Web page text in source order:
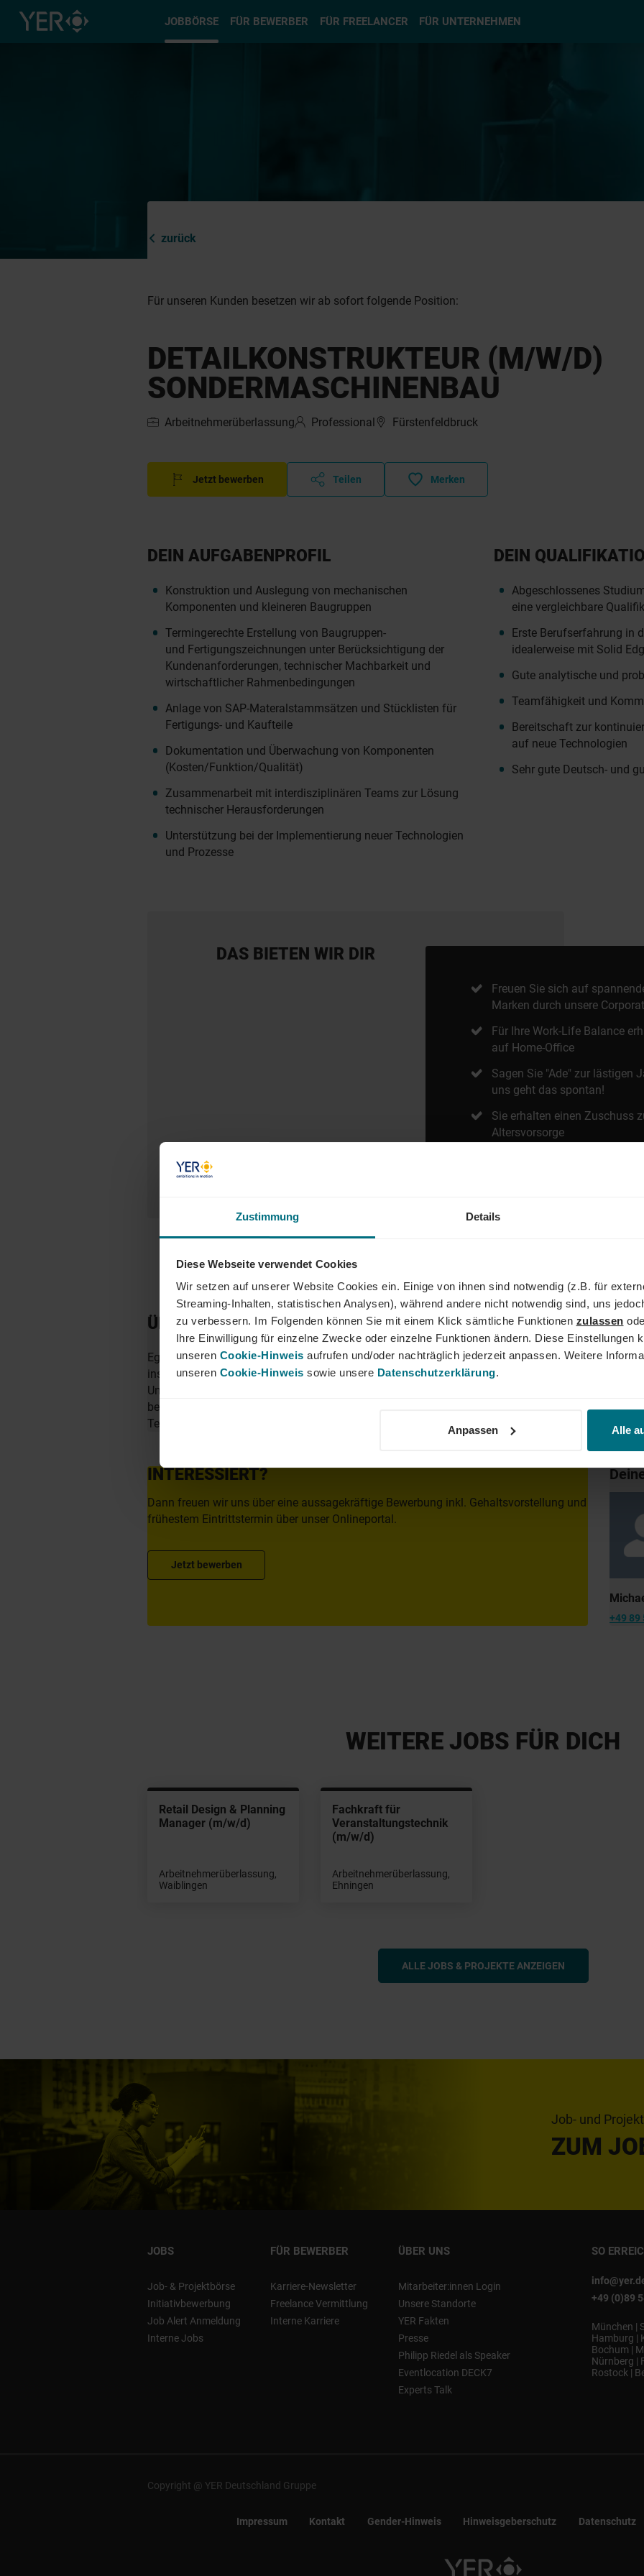
Zustimmung Details
Diese Webseite verwendet Cookies
Wir setzen auf unserer Website Cookies ein. Einige von ihnen sind notwendig (z.B. für
Streaming-Inhalten, statistischen Analysen), während andere nicht notwendig sind, uns
zu verbessern. Im Folgenden können Sie mit einem Klick sämtliche Funktionen zulassen
Ihre Einwilligung für einzelne Zwecke oder einzelne Funktionen ändern. Diese Einstellungen
unseren Cookie-Hinweis aufrufen und/oder nachträglich jederzeit anpassen. Weitere
unseren Cookie-Hinweis sowie unsere Datenschutzerklärung.
Anpassen Alle
JOBBÖRSE FÜR BEWERBER FÜR FREELANCER FÜR UNTERNEHMEN
Typ auswählen
zurück
Für unseren Kunden besetzen wir ab sofort folgende Position:
DETAILKONSTRUKTEUR (M/W/D)
SONDERMASCHINENBAU
Arbeitnehmerüberlassung Professional Fürstenfeldbruck
Jetzt bewerben Teilen Merken
DEIN AUFGABENPROFIL
Konstruktion und Auslegung von mechanischen
Komponenten und kleineren Baugruppen
Termingerechte Erstellung von Baugruppen-
und Fertigungszeichnungen unter Berücksichtigung der
Kundenanforderungen, technischer Machbarkeit und
wirtschaftlicher Rahmenbedingungen
Anlage von SAP-Materalstammsätzen und Stücklisten für
Fertigungs- und Kaufteile
Dokumentation und Überwachung von Komponenten
(Kosten/Funktion/Qualität)
Zusammenarbeit mit interdisziplinären Teams zur Lösung
technischer Herausforderungen
Unterstützung bei der Implementierung neuer Technologien
und Prozesse
DEIN
Abgeschlossenes
eine vergleichbare
Erste Berufserfahrung in
idealerweise mit Solid
Gute analytische und
Teamfähigkeit und
Bereitschaft zur
auf neue Technologien
Sehr gute Deutsch- und
DAS BIETEN WIR DIR
Freuen Sie sich auf
Marken durch unsere
Für Ihre Work-Life Balance
auf Home-Office
Sagen Sie "Ade" zur lästigen
uns geht das spontan!
Sie erhalten einen Zuschuss
Altersvorsorge
Unsere geförderte Kantine
Wasserspender und
ÜBER YER DEUTSCHLAND
Egal ob als Junior, Professional oder Führungskraft: Wir begleiten den gesamten Karriereweg.
insbesondere in den Bereichen Mobility, Tech und Energy. Unser Ziel ist es dabei stets, das Perfect
Unternehmen zu finden. Als Teil der YER Group wächst unser Angebot an internationalen Services
berufliche Perspektiven über Ländergrenzen hinweg. Ob im Einsatz bei einem renommierten
Team von YER - bei uns beginnt der Weg zum Traumjob!
INTERESSIERT?
Dann freuen wir uns über eine aussagekräftige Bewerbung inkl. Gehaltsvorstellung und
frühestem Eintrittstermin über unser Onlineportal.
Jetzt bewerben
+49 89
WEITERE JOBS FÜR DICH
Retail Design & Planning
Manager (m/w/d)
Arbeitnehmerüberlassung,
Waiblingen
Fachkraft für
Veranstaltungstechnik
(m/w/d)
Arbeitnehmerüberlassung,
Ehningen
ALLE JOBS & PROJEKTE ANZEIGEN
Job- und
ZUM
JOBS
Job- & Projektbörse
Initiativbewerbung
Job Alert Anmeldung
Interne Jobs
FÜR BEWERBER
Karriere-Newsletter
Freelance Vermittlung
Interne Karriere
ÜBER UNS
Mitarbeiter:innen Login
Unsere Standorte
YER Fakten
Presse
Philipp Riedel als Speaker
Eventlocation DECK7
Experts Talk
SO
+49 (0)89
München |
Hamburg |
Bochum |
Nürnberg |
Rostock |
Copyright @ YER Deutschland Gruppe
Impressum Kontakt Gender-Hinweis Hinweisgeberschutz Datenschutz